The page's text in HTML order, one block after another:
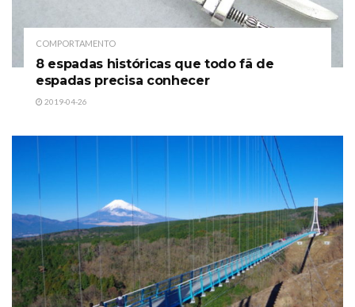
COMPORTAMENTO
8 espadas históricas que todo fã de
espadas precisa conhecer
2019-04-26